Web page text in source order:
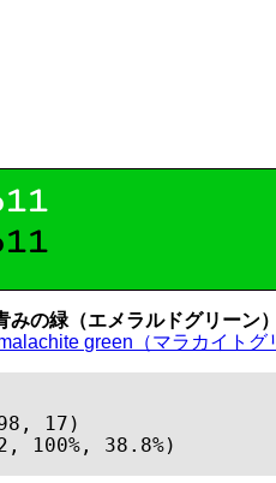
みの緑（エメラルドグリーン
green（マラカイトグ
17)
100%, 38.8%)